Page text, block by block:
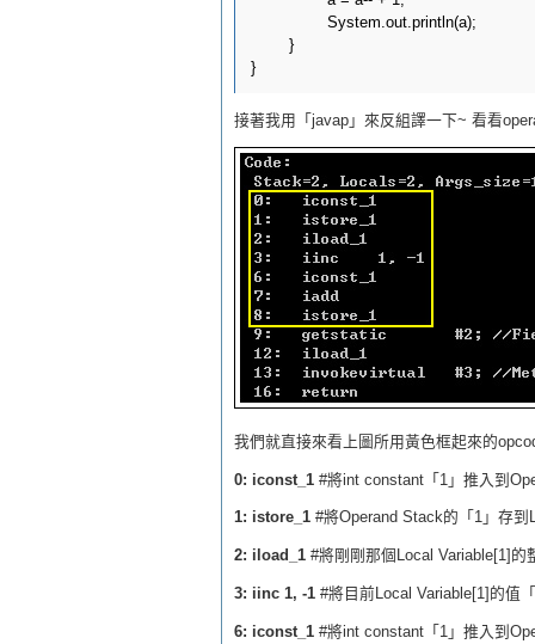
}
接著我用「javap」來反組譯一下~ 看看
我們就直接來看上圖所用黃色框起來的
0: iconst_1 #將int constant「1」推入到
1: istore_1 #將Operand Stack的「1」存
2: iload_1 #將剛剛那個Local Variable[1]
3: iinc 1, -1 #將目前Local Variable[1]的值
6: iconst_1 #將int constant「1」推入到